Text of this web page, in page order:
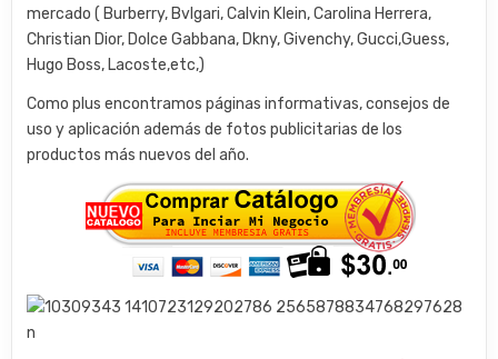
mercado ( Burberry, Bvlgari, Calvin Klein, Carolina Herrera,
Christian Dior, Dolce Gabbana, Dkny, Givenchy, Gucci,Guess,
Hugo Boss, Lacoste,etc,)
Como plus encontramos páginas informativas, consejos de
uso y aplicación además de fotos publicitarias de los
productos más nuevos del año.